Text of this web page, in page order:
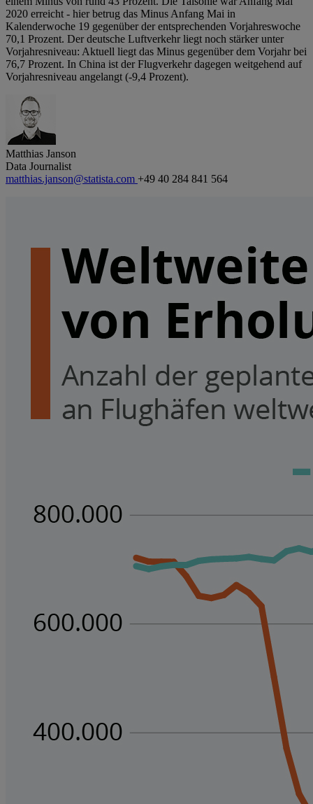
2020 erreicht - hier betrug das Minus Anfang Mai in
Kalenderwoche 19 gegenüber der entsprechenden Vorjahreswoche
70,1 Prozent. Der deutsche Luftverkehr liegt noch stärker unter
Vorjahresniveau: Aktuell liegt das Minus gegenüber dem Vorjahr bei
76,7 Prozent. In China ist der Flugverkehr dagegen weitgehend auf
Vorjahresniveau angelangt (-9,4 Prozent).
Matthias Janson
Data Journalist
matthias.janson@statista.com +49 40 284 841 564